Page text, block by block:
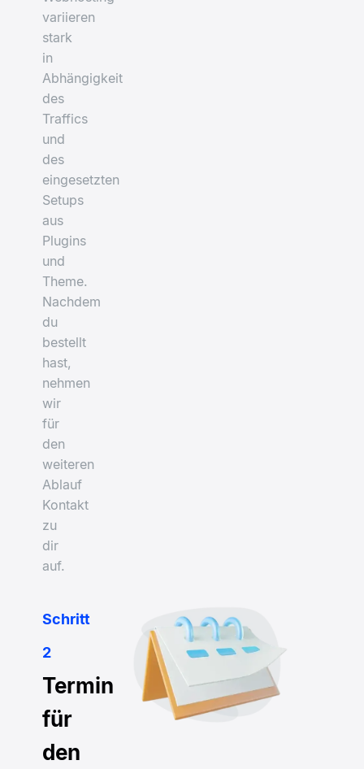
variieren
stark
in
Abhängigkeit
des
Traffics
und
des
eingesetzten
Setups
aus
Plugins
und
Theme.
Nachdem
du
bestellt
hast,
nehmen
wir
für
den
weiteren
Ablauf
Kontakt
zu
dir
auf.
Schritt
2
Termin
für
den